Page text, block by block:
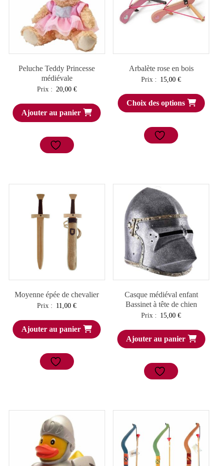
Peluche Teddy Princesse
médiévale
Prix : 20,00 €
Ajouter au panier
Arbalète rose en bois
Prix : 15,00€
Choix des options
Moyenne épée de chevalier
Prix : 11,00€
Ajouter au panier
Casque médiéval enfant
Bassinet à tête de chien
Prix : 15,00€
Ajouter au panier